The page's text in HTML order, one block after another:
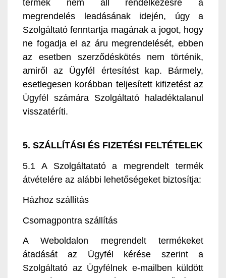
termék nem áll rendelkezésre a
megrendelés leadásának idején, úgy a
Szolgáltató fenntartja magának a jogot, hogy
ne fogadja el az áru megrendelését, ebben
az esetben szerződéskötés nem történik,
amiről az Ügyfél értesítést kap. Bármely,
esetlegesen korábban teljesített kifizetést az
Ügyfél számára Szolgáltató haladéktalanul
visszatéríti.
5. SZÁLLÍTÁSI ÉS FIZETÉSI FELTÉTELEK
5.1 A Szolgáltatató a megrendelt termék
átvételére az alábbi lehetőségeket biztosítja:
Házhoz szállítás
Csomagpontra szállítás
A Weboldalon megrendelt termékeket
átadását az Ügyfél kérése szerint a
Szolgáltató az Ügyfélnek e-mailben küldött